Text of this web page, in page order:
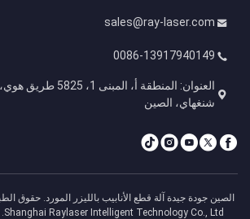
sales@ray-laser.com
0086-13917940149
العنوان: المنطقة أ،
شنغهاي، الصين
Shanghai Raylaser Intelligent Technology Co., Ltd. جميع الحقوق محفوظة